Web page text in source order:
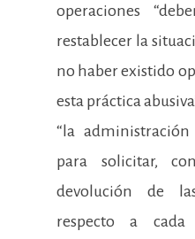
operaciones
restablecer la
no haber existido
esta práctica
“la
para solicitar,
devolución de
respecto a